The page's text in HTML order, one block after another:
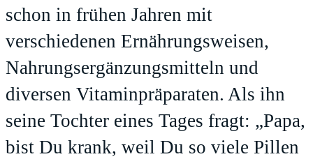
schon in frühen Jahren mit
verschiedenen Ernährungsweisen,
Nahrungsergänzungsmitteln und
diversen Vitaminpräparaten. Als ihn
seine Tochter eines Tages fragt: „Papa,
bist Du krank, weil Du so viele Pillen